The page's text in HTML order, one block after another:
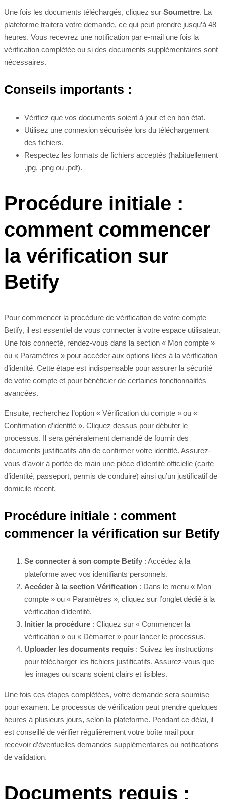
Une fois les documents téléchargés, cliquez sur Soumettre. La
plateforme traitera votre demande, ce qui peut prendre jusqu’à 48
heures. Vous recevrez une notification par e-mail une fois la
vérification complétée ou si des documents supplémentaires sont
nécessaires.
Conseils importants :
Vérifiez que vos documents soient à jour et en bon état.
Utilisez une connexion sécurisée lors du téléchargement
des fichiers.
Respectez les formats de fichiers acceptés (habituellement
.jpg, .png ou .pdf).
Procédure initiale :
comment commencer
la vérification sur
Betify
Pour commencer la procédure de vérification de votre compte
Betify, il est essentiel de vous connecter à votre espace utilisateur.
Une fois connecté, rendez-vous dans la section « Mon compte »
ou « Paramètres » pour accéder aux options liées à la vérification
d’identité. Cette étape est indispensable pour assurer la sécurité
de votre compte et pour bénéficier de certaines fonctionnalités
avancées.
Ensuite, recherchez l’option « Vérification du compte » ou «
Confirmation d’identité ». Cliquez dessus pour débuter le
processus. Il sera généralement demandé de fournir des
documents justificatifs afin de confirmer votre identité. Assurez-
vous d’avoir à portée de main une pièce d’identité officielle (carte
d’identité, passeport, permis de conduire) ainsi qu’un justificatif de
domicile récent.
Procédure initiale : comment
commencer la vérification sur Betify
Se connecter à son compte Betify : Accédez à la
plateforme avec vos identifiants personnels.
Accéder à la section Vérification : Dans le menu « Mon
compte » ou « Paramètres », cliquez sur l’onglet dédié à la
vérification d’identité.
Initier la procédure : Cliquez sur « Commencer la
vérification » ou « Démarrer » pour lancer le processus.
Uploader les documents requis : Suivez les instructions
pour télécharger les fichiers justificatifs. Assurez-vous que
les images ou scans soient clairs et lisibles.
Une fois ces étapes complétées, votre demande sera soumise
pour examen. Le processus de vérification peut prendre quelques
heures à plusieurs jours, selon la plateforme. Pendant ce délai, il
est conseillé de vérifier régulièrement votre boîte mail pour
recevoir d’éventuelles demandes supplémentaires ou notifications
de validation.
Documents requis :